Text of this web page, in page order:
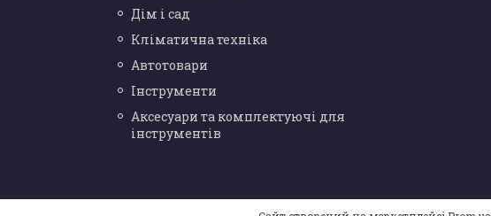
Дім і сад
Кліматична техніка
Автотовари
Інструменти
Аксесуари та комплектуючі для
інструментів